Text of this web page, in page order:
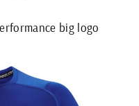
big logo